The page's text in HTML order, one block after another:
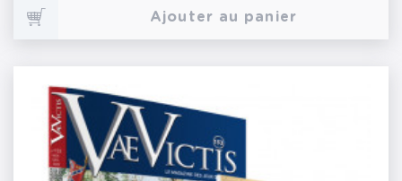
Ajouter au panier